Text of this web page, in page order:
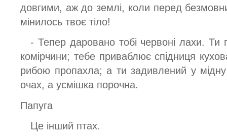
довгими, аж до землі, коли перед
мінилось твоє тіло!
- Тепер даровано тобі червоні лахи.
комірчини; тебе приваблює спідниця
рибою пропахла; а ти задивлений у мідну
очах, а усмішка порочна.
Папуга
Це інший птах.